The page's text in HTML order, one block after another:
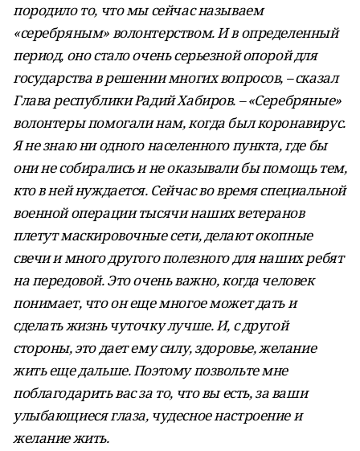
породило то, что мы сейчас называем
«серебряным» волонтерством. И в определенный
период, оно стало очень серьезной опорой для
государства в решении многих вопросов, – сказал
Глава республики Радий Хабиров. – «Серебряные»
волонтеры помогали нам, когда был коронавирус.
Я не знаю ни одного населенного пункта, где бы
они не собирались и не оказывали бы помощь тем,
кто в ней нуждается. Сейчас во время специальной
военной операции тысячи наших ветеранов
плетут маскировочные сети, делают окопные
свечи и много другого полезного для наших ребят
на передовой. Это очень важно, когда человек
понимает, что он еще многое может дать и
сделать жизнь чуточку лучше. И, с другой
стороны, это дает ему силу, здоровье, желание
жить еще дальше. Поэтому позвольте мне
поблагодарить вас за то, что вы есть, за ваши
улыбающиеся глаза, чудесное настроение и
желание жить.